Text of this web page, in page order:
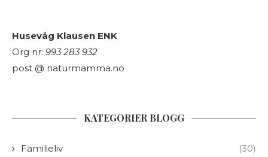
Husevåg Klausen ENK
Org nr: 993 283 932
post @ naturmamma.no
KATEGORIER BLOGG
Familieliv (30)